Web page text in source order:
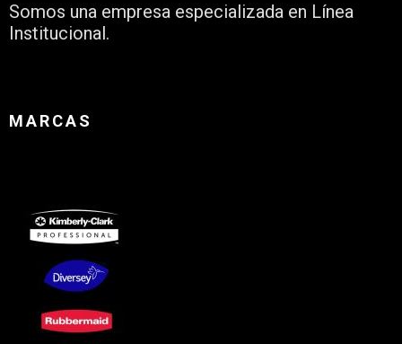
Somos una empresa especializada en Línea
Institucional.
MARCAS